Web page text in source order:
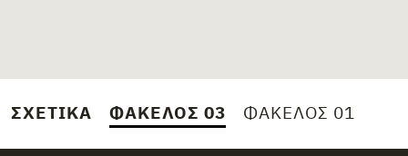
ΣΧΕΤΙΚΆ ΦΆΚΕΛΟΣ 03 ΦΆΚΕΛΟΣ 01